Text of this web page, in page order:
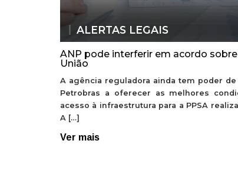
ALERTAS LEGAIS
ANP pode interferir em acordo
União
A agência reguladora ainda tem poder
Petrobras a oferecer as melhores
acesso à infraestrutura para a PPSA
A […]
Ver mais